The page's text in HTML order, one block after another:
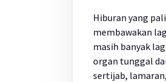
Hiburan yang
membawakan
masih banyak
organ tunggal
sertijab,